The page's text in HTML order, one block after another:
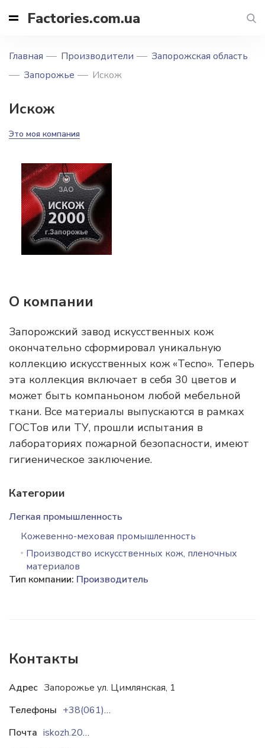
Factories.com.ua
Главная Производители
Запорожская область
Запорожье
Искож
Искож
Это моя компания
О компании
Запорожский завод искусственных кож
окончательно сформировал уникальную
коллекцию искусственных кож «Tecno». Теперь
эта коллекция включает в себя 30 цветов и
может быть компаньоном любой мебельной
ткани. Все материалы выпускаются в рамках
ГОСТов или ТУ, прошли испытания в
лабораториях пожарной безопасности, имеют
гигиеническое заключение.
Категории
Легкая промышленность
Кожевенно-меховая промышленность
Производство искусственных кож, пленочных
материалов
Тип компании: Производитель
Контакты
Адрес Запорожье ул. Цимлянская, 1
Телефоны
+38(061)286-21-51
Почта
iskozh.2000@ukr.net